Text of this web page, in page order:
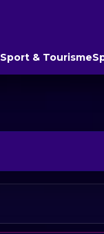
Sport & Tourisme